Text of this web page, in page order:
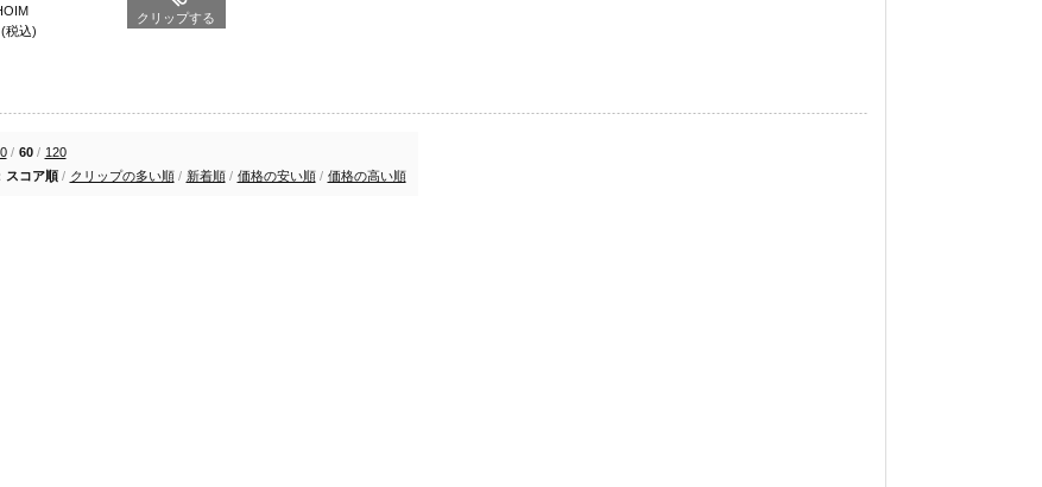
(税込)
クリップする
/ 60 / 120
スコア順 / クリップの多い順 / 新着順 / 価格の安い順 / 価格の高い順